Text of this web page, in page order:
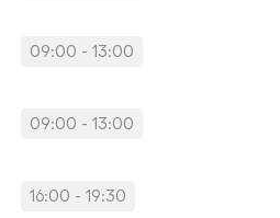
09:00 - 13:00
09:00 - 13:00
16:00 - 19:30